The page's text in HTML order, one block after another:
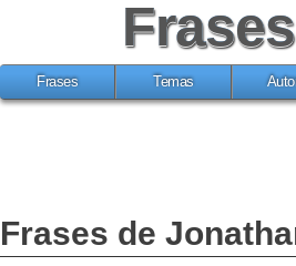
Frases
Frases Temas
Frases de